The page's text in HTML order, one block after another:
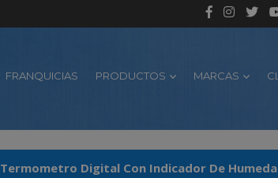
FRANQUICIAS PRODUCTOS MARCAS
Termometro Digital Con Indicador De